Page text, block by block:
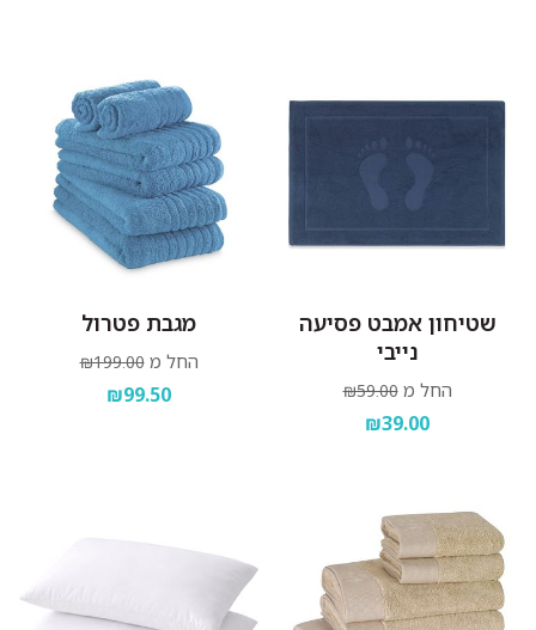
שטיחון אמבט פסיעה
נייבי
החל מ ₪59.00
₪39.00
מגבת פטרול
החל מ ₪199.00
₪99.50